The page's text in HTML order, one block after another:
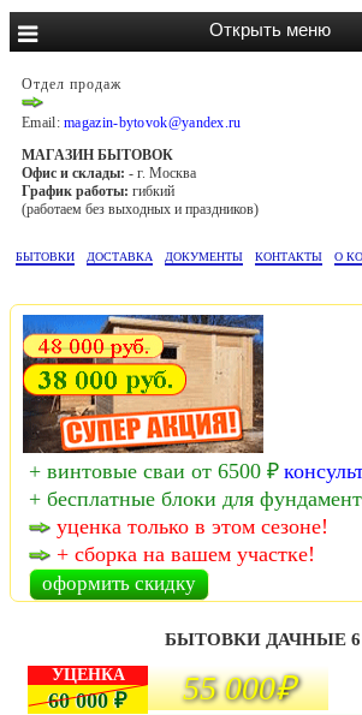
Отдел продаж
Email:magazin-bytovok@yandex.ru
МАГАЗИН БЫТОВОК
Офис и склады: - г. Москва
График работы: гибкий
(работаем без выходных и праздников)
БЫТОВКИ ДОСТАВКА ДОКУМЕНТЫ КОНТАКТЫ О
+ винтовые сваи от 6500 ₽
+ бесплатные блоки для
уценка только в этом сезоне!
+ сборка на вашем участке!
оформить скидку
БЫТОВКИ ДАЧНЫЕ 6
УЦЕНКА
60 000 ₽ 55 000₽